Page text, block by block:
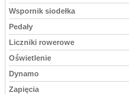
Wspornik siodełka
Pedały
Liczniki rowerowe
Oświetlenie
Dynamo
Zapięcia